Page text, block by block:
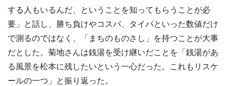
する人もいるんだ、ということを知ってもらうことが必
要」と話し、勝ち負けやコスパ、タイパといった数値だけ
で測るのではなく、「まちのものさし」を持つことが大事
だとした。菊地さんは銭湯を受け継いだことを「銭湯があ
る風景を松本に残したいという一心だった。これもリスケ
ールの一つ」と振り返った。